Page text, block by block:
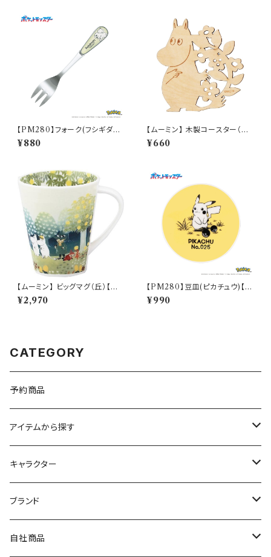
【PM280】フォーク(フシギダネ)
【Daily Sketch】PM281-851
¥880
【ムーミン】 木製コースター（ム
ーミン）【木製コースター】
¥660
【ムーミン】 ビッグマグ（丘）【M
M3200】MM3201-35
¥2,970
【PM280】豆皿(ピカチュウ)【D
aily Sketch】PM284-333
¥990
CATEGORY
予約商品
アイテムから探す
九谷焼
マグ＆カップ
プレート
キャラクター
ムーミン
80th記念アイテム
MOOMIN ANIMATION
ブランド
LA AMYS(エミーズ)
自社商品